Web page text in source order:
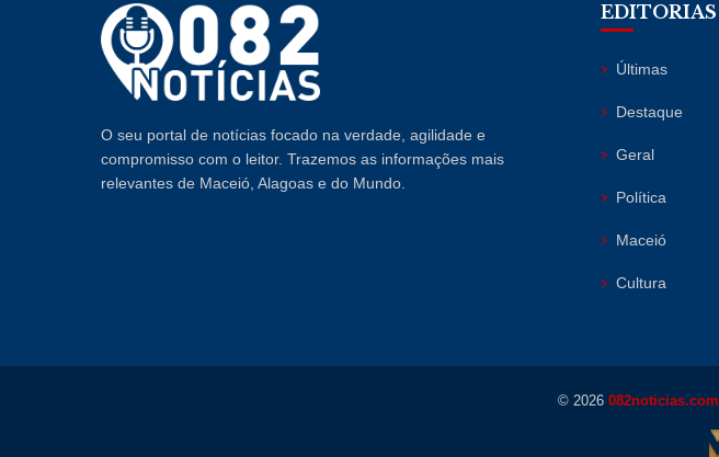
O seu portal de notícias focado na verdade, agilidade e
compromisso com o leitor. Trazemos as informações mais
relevantes de Maceió, Alagoas e do Mundo.
EDITORIAS
Últimas
Destaque
Geral
Política
Maceió
Cultura
© 2026 082noticias.com